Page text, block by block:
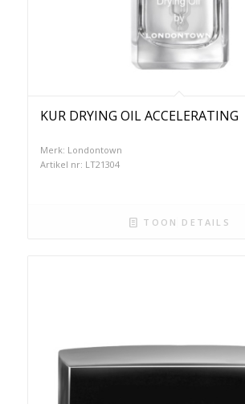
KUR DRYING OIL ACCELERATING
Merk: Londontown
Artikel nr: LT21304
TOON DETAILS